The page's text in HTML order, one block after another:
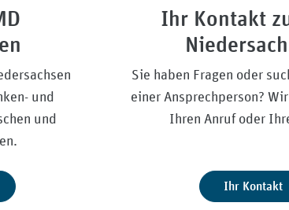
und
und
Ihr Kontakt
Sie haben Fragen oder
einer Ansprechperson?
Ihren Anruf oder
Ihr Kontakt